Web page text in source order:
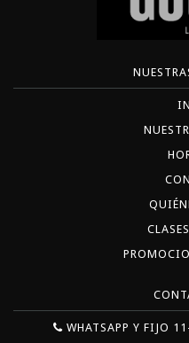
WHATSAPP Y FIJO